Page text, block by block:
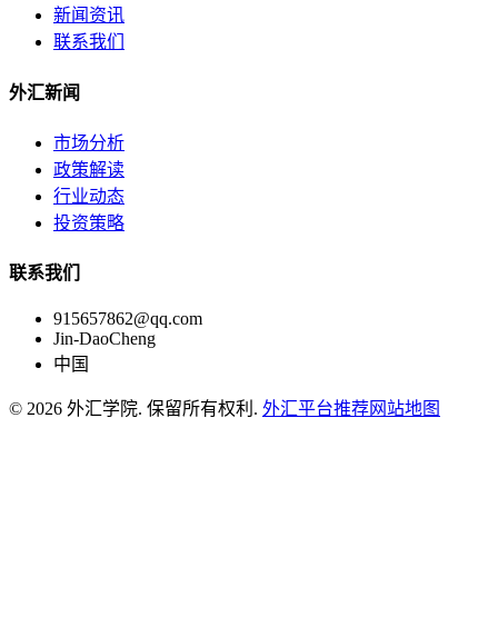
新闻资讯
联系我们
外汇新闻
市场分析
政策解读
行业动态
投资策略
联系我们
915657862@qq.com
Jin-DaoCheng
中国
© 2026 外汇学院. 保留所有权利. 外汇平台推荐网站地图